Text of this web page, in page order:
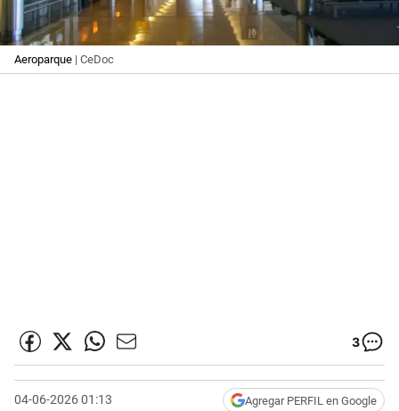
Aeroparque | CeDoc
3
04-06-2026 01:13 Agregar PERFIL en Google